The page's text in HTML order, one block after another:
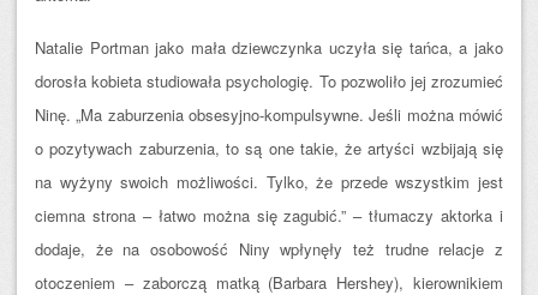
Natalie Portman jako mała dziewczynka uczyła się tańca, a jako
dorosła kobieta studiowała psychologię. To pozwoliło jej zrozumieć
Ninę. „Ma zaburzenia obsesyjno-kompulsywne. Jeśli można mówić
o pozytywach zaburzenia, to są one takie, że artyści wzbijają się
na wyżyny swoich możliwości. Tylko, że przede wszystkim jest
ciemna strona – łatwo można się zagubić.” – tłumaczy aktorka i
dodaje, że na osobowość Niny wpłynęły też trudne relacje z
otoczeniem – zaborczą matką (Barbara Hershey), kierownikiem